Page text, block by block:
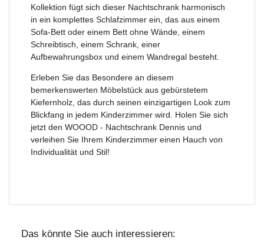
Kollektion fügt sich dieser Nachtschrank harmonisch
in ein komplettes Schlafzimmer ein, das aus einem
Sofa-Bett oder einem Bett ohne Wände, einem
Schreibtisch, einem Schrank, einer
Aufbewahrungsbox und einem Wandregal besteht.
Erleben Sie das Besondere an diesem
bemerkenswerten Möbelstück aus gebürstetem
Kiefernholz, das durch seinen einzigartigen Look zum
Blickfang in jedem Kinderzimmer wird. Holen Sie sich
jetzt den WOOOD - Nachtschrank Dennis und
verleihen Sie Ihrem Kinderzimmer einen Hauch von
Individualität und Stil!
Das könnte Sie auch interessieren: